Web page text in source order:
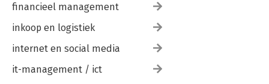
financieel management
inkoop en logistiek
internet en social media
it-management / ict